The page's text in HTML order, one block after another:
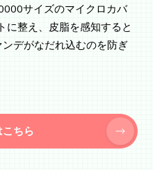
サイズのマイクロカバ
に整え、皮脂を感知すると
デがなだれ込むのを防ぎ
こちら